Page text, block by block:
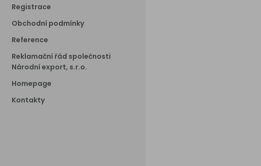
Registrace
Obchodní podmínky
Reference
Reklamační řád společnosti
Národní export, s.r.o.
Homepage
Kontakty